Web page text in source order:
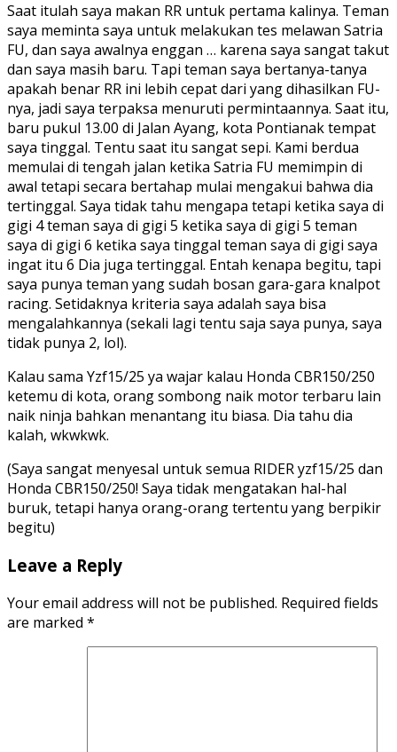
Saat itulah saya makan RR untuk pertama kalinya. Teman
saya meminta saya untuk melakukan tes melawan Satria
FU, dan saya awalnya enggan … karena saya sangat takut
dan saya masih baru. Tapi teman saya bertanya-tanya
apakah benar RR ini lebih cepat dari yang dihasilkan FU-
nya, jadi saya terpaksa menuruti permintaannya. Saat itu,
baru pukul 13.00 di Jalan Ayang, kota Pontianak tempat
saya tinggal. Tentu saat itu sangat sepi. Kami berdua
memulai di tengah jalan ketika Satria FU memimpin di
awal tetapi secara bertahap mulai mengakui bahwa dia
tertinggal. Saya tidak tahu mengapa tetapi ketika saya di
gigi 4 teman saya di gigi 5 ketika saya di gigi 5 teman
saya di gigi 6 ketika saya tinggal teman saya di gigi saya
ingat itu 6 Dia juga tertinggal. Entah kenapa begitu, tapi
saya punya teman yang sudah bosan gara-gara knalpot
racing. Setidaknya kriteria saya adalah saya bisa
mengalahkannya (sekali lagi tentu saja saya punya, saya
tidak punya 2, lol).
Kalau sama Yzf15/25 ya wajar kalau Honda CBR150/250
ketemu di kota, orang sombong naik motor terbaru lain
naik ninja bahkan menantang itu biasa. Dia tahu dia
kalah, wkwkwk.
(Saya sangat menyesal untuk semua RIDER yzf15/25 dan
Honda CBR150/250! Saya tidak mengatakan hal-hal
buruk, tetapi hanya orang-orang tertentu yang berpikir
begitu)
Leave a Reply
Your email address will not be published. Required fields
are marked *